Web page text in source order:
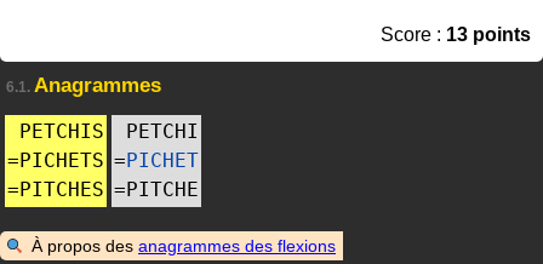
Score : 13 points
6.1. Anagrammes
PETCHIS
=PICHETS
=PITCHES
PETCHI
=PICHET
=PITCHE
À propos des anagrammes des flexions